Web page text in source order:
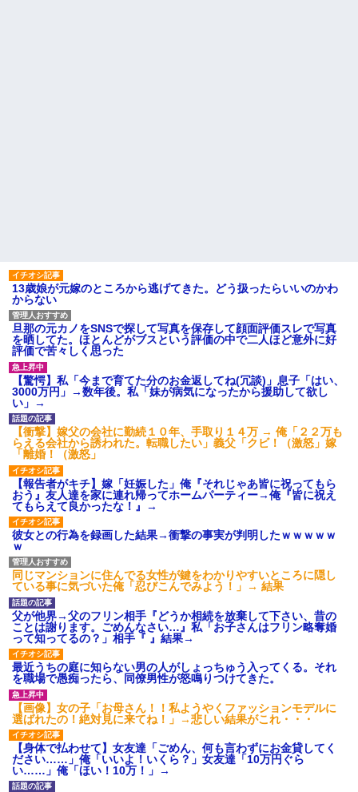
13歳娘が元嫁のところから逃げてきた。どう扱ったらいいのかわ
からない
旦那の元カノをSNSで探して写真を保存して顔面評価スレで写真
を晒してた。ほとんどがブスという評価の中で二人ほど意外に好
評価で苦々しく思った
【驚愕】私「今まで育てた分のお金返してね(冗談)」息子「はい、
3000万円」→数年後。私「妹が病気になったから援助して欲し
い」→
【衝撃】嫁父の会社に勤続１０年、手取り１４万 → 俺「２２万も
らえる会社から誘われた。転職したい」義父「クビ！（激怒」嫁
「離婚！（激怒」
【報告者がキチ】嫁「妊娠した」俺『それじゃあ皆に祝ってもら
おう』友人達を家に連れ帰ってホームパーティー→俺『皆に祝え
てもらえて良かったな！』→
彼女との行為を録画した結果→衝撃の事実が判明したｗｗｗｗｗ
ｗ
同じマンションに住んでる女性が鍵をわかりやすいところに隠し
ている事に気づいた俺「忍びこんでみよう！」→ 結果
父が他界→父のフリン相手『どうか相続を放棄して下さい、昔の
ことは謝ります。ごめんなさい…』私「お子さんはフリン略奪婚
って知ってるの？」相手『 』結果→
最近うちの庭に知らない男の人がしょっちゅう入ってくる。それ
を職場で愚痴ったら、同僚男性が怒鳴りつけてきた。
【画像】女の子「お母さん！！私ようやくファッションモデルに
選ばれたの！絶対見に来てね！」→悲しい結果がこれ・・・
【身体で払わせて】女友達「ごめん、何も言わずにお金貸してく
ださい……」俺「いいよ！いくら？」女友達「10万円ぐら
い……」俺「ほい！10万！」→